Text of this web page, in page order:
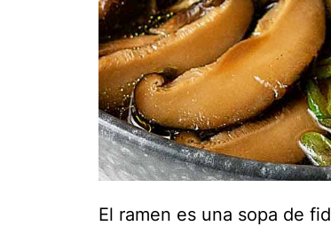
El ramen es una sopa de